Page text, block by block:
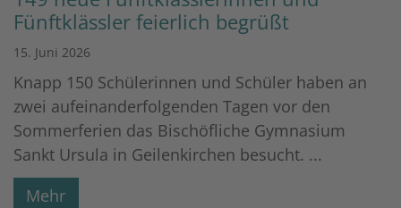
Fünftklässler feierlich begrüßt
15. Juni 2026
Knapp 150 Schülerinnen und Schüler haben an
zwei aufeinanderfolgenden Tagen vor den
Sommerferien das Bischöfliche Gymnasium
Sankt Ursula in Geilenkirchen besucht. ...
Mehr